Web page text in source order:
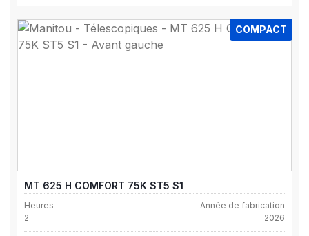
COMPACT
MT 625 H COMFORT 75K ST5 S1
Heures
2
Année de fabrication
2026